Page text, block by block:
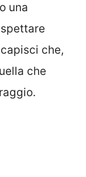
una
che,
che